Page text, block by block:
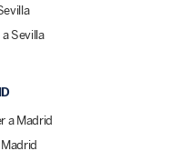
Sevilla
a Madrid